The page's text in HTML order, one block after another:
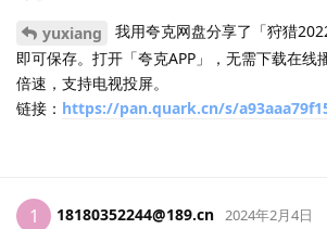
yuxiang
我用夸克网盘分享了「狩猎
即可保存。打开「夸克APP」，无需下载在线
倍速，支持电视投屏。
链接： https://pan.quark.cn/s/
1 18180352244@189.cn
2024年2月4日